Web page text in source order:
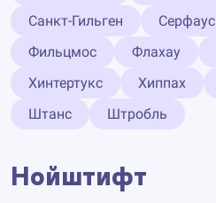
Санкт-Гильген
Серфаус
Фильцмос
Флахау
Хинтертукс
Хиппах
Штанс
Штробль
Нойштифт